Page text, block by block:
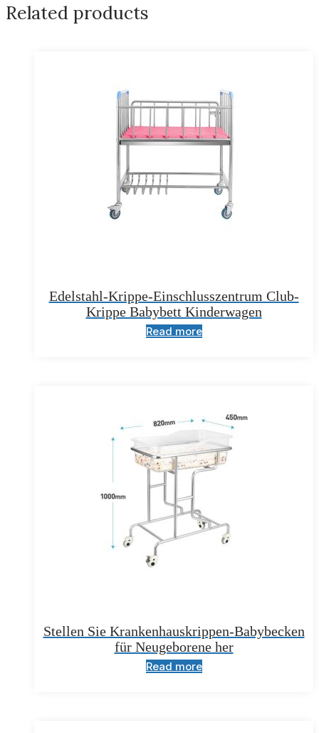
Related products
Edelstahl-Krippe-Einschlusszentrum Club-
Krippe Babybett Kinderwagen
Read more
Stellen Sie Krankenhauskrippen-Babybecken
für Neugeborene her
Read more